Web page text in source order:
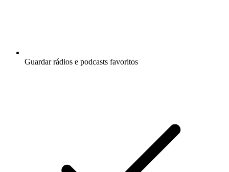
Guardar rádios e podcasts favoritos